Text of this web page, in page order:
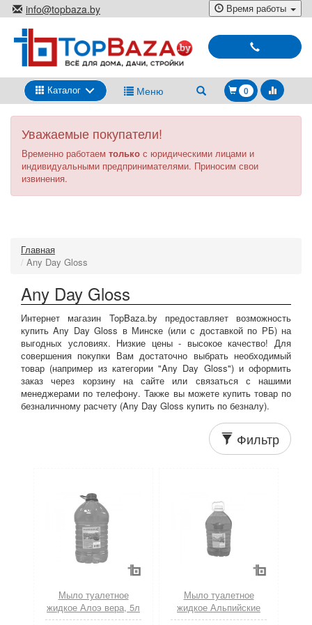
Перейти
к
основному
содержанию
Время работы
info@topbaza.by
г.Минск, ул. Радиальная, 40,
каб. 707-5
Выбирай
ипокупай
Каталог Меню 0
Уважаемые покупатели!
Временно работаем только с юридическими лицами и
индивидуальными предпринимателями. Приносим свои
извинения.
Главная
Any Day Gloss
Any Day Gloss
Интернет магазин TopBaza.by предоставляет возможность
купить Any Day Gloss в Минске (или с доставкой по РБ) на
выгодных условиях. Низкие цены - высокое качество! Для
совершения покупки Вам достаточно выбрать необходимый
товар (например из категории "Any Day Gloss") и оформить
заказ через корзину на сайте или связаться с нашими
менеджерами по телефону. Также вы можете купить товар по
безналичному расчету (Any Day Gloss купить по безналу).
Фильтр
Мыло туалетное
жидкое Алоэ вера, 5л
(Any Day Gloss)
Мыло туалетное
жидкое Альпийские
луга, 5л (Any Day